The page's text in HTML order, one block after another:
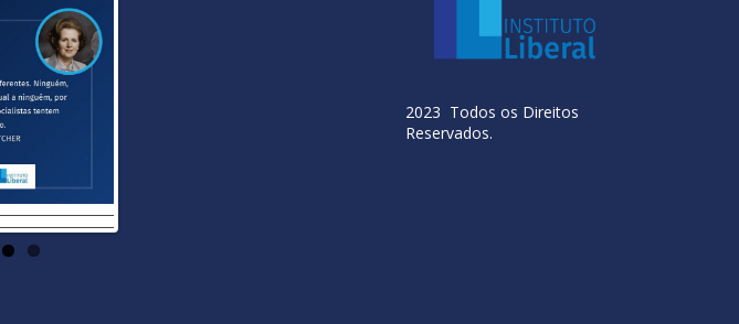
2023 Todos os Direitos
Reservados.